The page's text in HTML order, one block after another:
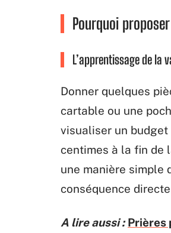
Pourquoi
L’apprentissage de la
Donner quelques
cartable ou une
visualiser un
centimes à la fin de
une manière simple
conséquence
A lire aussi : Prières